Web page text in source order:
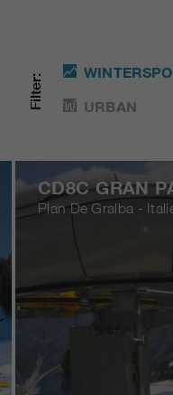
Filter:
URBAN
CD8C GRAN
Plan De Gralba -